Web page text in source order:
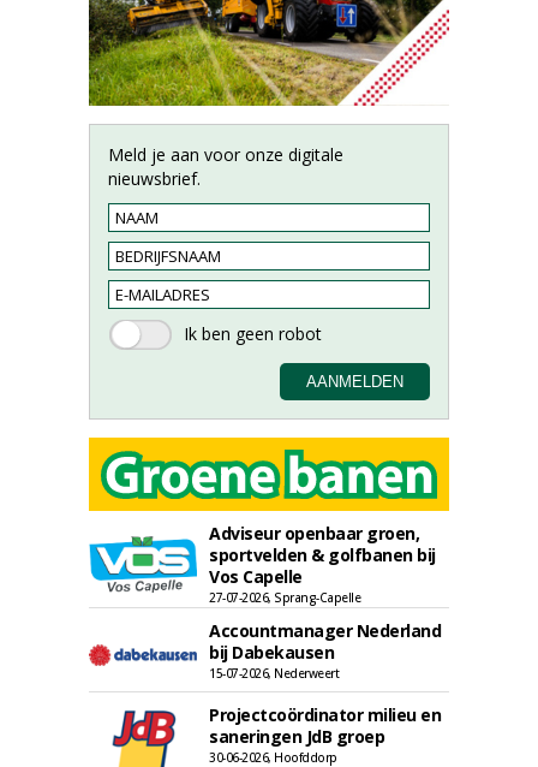
Meld je aan voor onze digitale
nieuwsbrief.
Adviseur openbaar groen,
sportvelden & golfbanen bij
Vos Capelle
27-07-2026, Sprang-Capelle
Accountmanager Nederland
bij Dabekausen
15-07-2026, Nederweert
Projectcoördinator milieu en
saneringen JdB groep
30-06-2026, Hoofddorp